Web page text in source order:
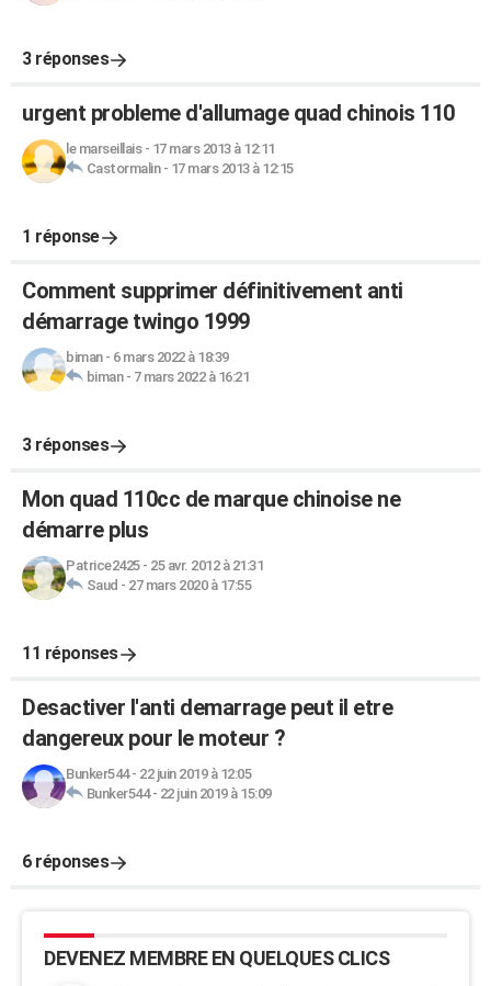
3 réponses
urgent probleme d'allumage quad chinois 110
le marseillais- 17 mars 2013 à 12:11
Castormalin- 17 mars 2013 à 12:15
1 réponse
Comment supprimer définitivement anti
démarrage twingo 1999
biman- 6 mars 2022 à 18:39
biman- 7 mars 2022 à 16:21
3 réponses
Mon quad 110cc de marque chinoise ne
démarre plus
Patrice2425- 25 avr. 2012 à 21:31
Saud - 27 mars 2020 à 17:55
11 réponses
Desactiver l'anti demarrage peut il etre
dangereux pour le moteur ?
Bunker544- 22 juin 2019 à 12:05
Bunker544- 22 juin 2019 à 15:09
6 réponses
DEVENEZ MEMBRE EN QUELQUES CLICS